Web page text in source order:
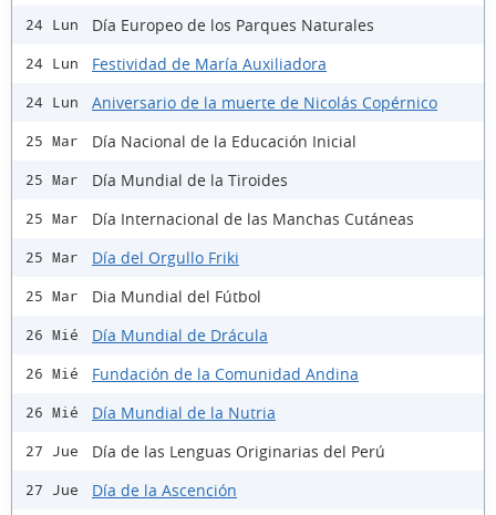
24 Lun Día Europeo de los Parques Naturales
24 Lun Festividad de María Auxiliadora
24 Lun Aniversario de la muerte de Nicolás Copérnico
25 Mar Día Nacional de la Educación Inicial
25 Mar Día Mundial de la Tiroides
25 Mar Día Internacional de las Manchas Cutáneas
25 Mar Día del Orgullo Friki
25 Mar Dia Mundial del Fútbol
26 Mié Día Mundial de Drácula
26 Mié Fundación de la Comunidad Andina
26 Mié Día Mundial de la Nutria
27 Jue Día de las Lenguas Originarias del Perú
27 Jue Día de la Ascención